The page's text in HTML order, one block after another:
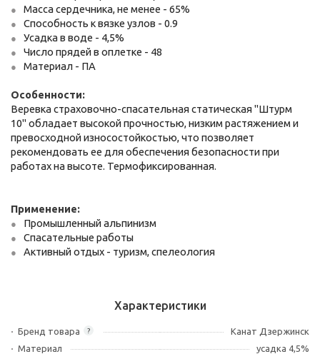
Масса сердечника, не менее - 65%
Способность к вязке узлов - 0.9
Усадка в воде - 4,5%
Число прядей в оплетке - 48
Материал - ПА
Особенности:
Веревка страховочно-спасательная статическая "Штурм
10" обладает высокой прочностью, низким растяжением и
превосходной износостойкостью, что позволяет
рекомендовать ее для обеспечения безопасности при
работах на высоте. Термофиксированная.
Применение:
Промышленный альпинизм
Спасательные работы
Активный отдых - туризм, спелеология
Характеристики
?
Бренд товара
Канат Дзержинск
Материал
усадка 4,5%